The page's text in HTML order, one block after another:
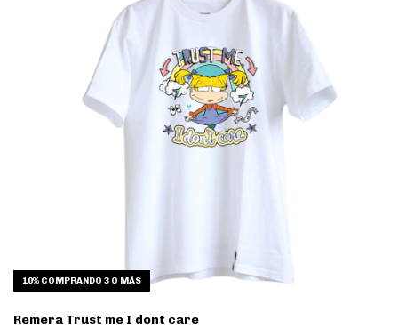
10% COMPRANDO 3 O MÁS
Remera Trust me I dont care